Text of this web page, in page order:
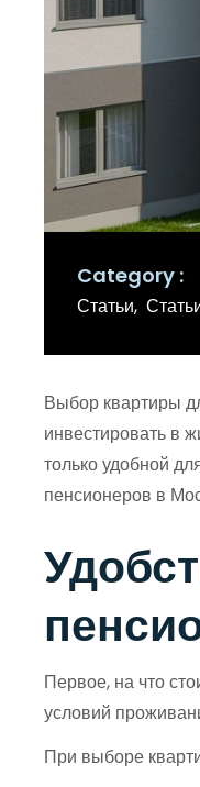
Category
Статьи
Выбор квартиры
инвестировать в
только удобной
пенсионеров в
Первое, на что
условий
При выборе